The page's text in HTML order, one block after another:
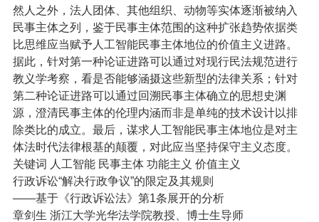
然人之外，法人团体、其他组织、动物等实体逐渐被纳入
民事主体之列，鉴于民事主体范围的这种扩张趋势依据类
比思维应当赋予人工智能民事主体地位的价值主义进路。
据此，针对第一种论证进路可以通过对现行民法规范进行
教义学考察，看是否能够涵摄这些新型的法律关系；针对
第二种论证进路可以通过回溯民事主体确立的思想史渊
源，澄清民事主体的伦理内涵而非是单纯的技术设计以排
除类比的成立。最后，谋求人工智能民事主体地位是对主
体法时代法律根基的颠覆，对此应当坚持保守主义态度。
关键词 人工智能 民事主体 功能主义 价值主义
行政诉讼“解决行政争议”的限定及其规则
——基于《行政诉讼法》第1条展开的分析
章剑生 浙江大学光华法学院教授、博士生导师